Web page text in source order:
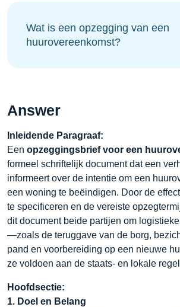
Wat is een opzegging van een
huurovereenkomst?
Answer
Inleidende Paragraaf:
Een opzeggingsbrief voor een
formeel schriftelijk document dat een
informeert over de intentie om een
een woning te beëindigen. Door de
te specificeren en de vereiste
dit document beide partijen om
—zoals de teruggave van de borg,
pand en voorbereiding op een nieuwe
ze voldoen aan de staats- en lokale
Hoofdsectie:
1. Doel en Belang